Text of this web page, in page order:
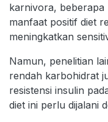
karnivora, beberapa
manfaat positif diet
meningkatkan
Namun, penelitian
rendah karbohidrat
resistensi insulin
diet ini perlu dijalani